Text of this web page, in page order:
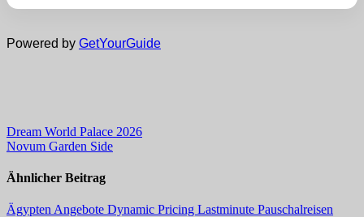
Powered by GetYourGuide
Beitragsnavigation
Dream World Palace 2026
Novum Garden Side
Ähnlicher Beitrag
Ägypten Angebote Dynamic Pricing Lastminute Pauschalreisen